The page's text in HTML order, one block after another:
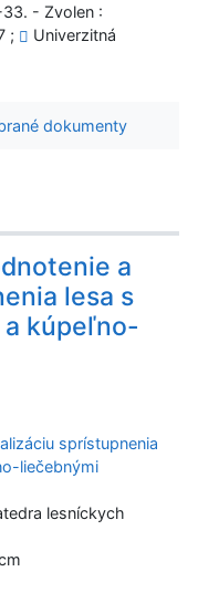
- Zvolen :
;
Univerzitná
dokumenty
a
lesa s
kúpeľno-
sprístupnenia
liečebnými
lesníckych